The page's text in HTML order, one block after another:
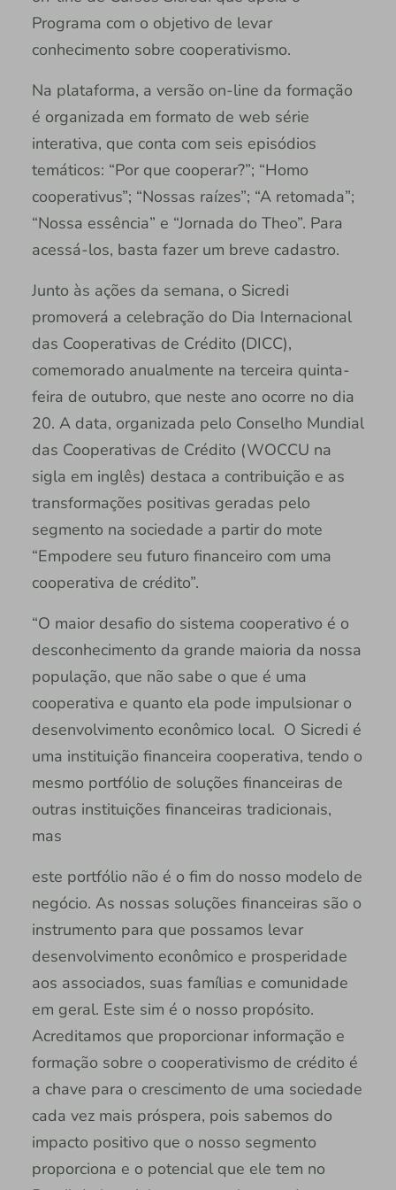
Programa com o objetivo de levar
conhecimento sobre cooperativismo.
Na plataforma, a versão on-line da formação
é organizada em formato de web série
interativa, que conta com seis episódios
temáticos: “Por que cooperar?”; “Homo
cooperativus”; “Nossas raízes”; “A retomada”;
“Nossa essência” e “Jornada do Theo”. Para
acessá-los, basta fazer um breve cadastro.
Junto às ações da semana, o Sicredi
promoverá a celebração do Dia Internacional
das Cooperativas de Crédito (DICC),
comemorado anualmente na terceira quinta-
feira de outubro, que neste ano ocorre no dia
20. A data, organizada pelo Conselho Mundial
das Cooperativas de Crédito (WOCCU na
sigla em inglês) destaca a contribuição e as
transformações positivas geradas pelo
segmento na sociedade a partir do mote
“Empodere seu futuro financeiro com uma
cooperativa de crédito”.
“O maior desafio do sistema cooperativo é o
desconhecimento da grande maioria da nossa
população, que não sabe o que é uma
cooperativa e quanto ela pode impulsionar o
desenvolvimento econômico local. O Sicredi é
uma instituição financeira cooperativa, tendo o
mesmo portfólio de soluções financeiras de
outras instituições financeiras tradicionais,
mas
este portfólio não é o fim do nosso modelo de
negócio. As nossas soluções financeiras são o
instrumento para que possamos levar
desenvolvimento econômico e prosperidade
aos associados, suas famílias e comunidade
em geral. Este sim é o nosso propósito.
Acreditamos que proporcionar informação e
formação sobre o cooperativismo de crédito é
a chave para o crescimento de uma sociedade
cada vez mais próspera, pois sabemos do
impacto positivo que o nosso segmento
proporciona e o potencial que ele tem no